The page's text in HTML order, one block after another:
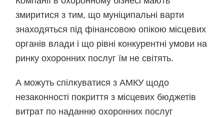
змиритися з тим, що муніципальні варти
знаходяться під фінансовою опікою місцевих
органів влади і що рівні конкурентні умови на
ринку охоронних послуг їм не світять.
А можуть спілкуватися з АМКУ щодо
незаконності покриття з місцевих бюджетів
витрат по наданню охоронних послуг